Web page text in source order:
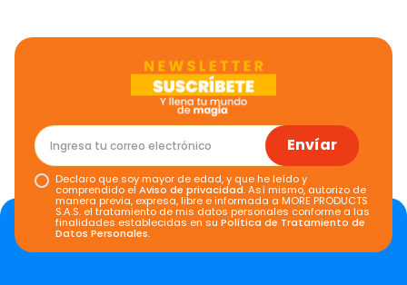
Envíar
Declaro que soy mayor de edad, y que he leído y
comprendido elAviso de privacidad. Así mismo, autorizo de
manera previa, expresa, libre e informada a MORE PRODUCTS
S.A.S. el tratamiento de mis datos personales conforme a las
finalidades establecidas en suPolítica de Tratamiento de
Datos Personales.